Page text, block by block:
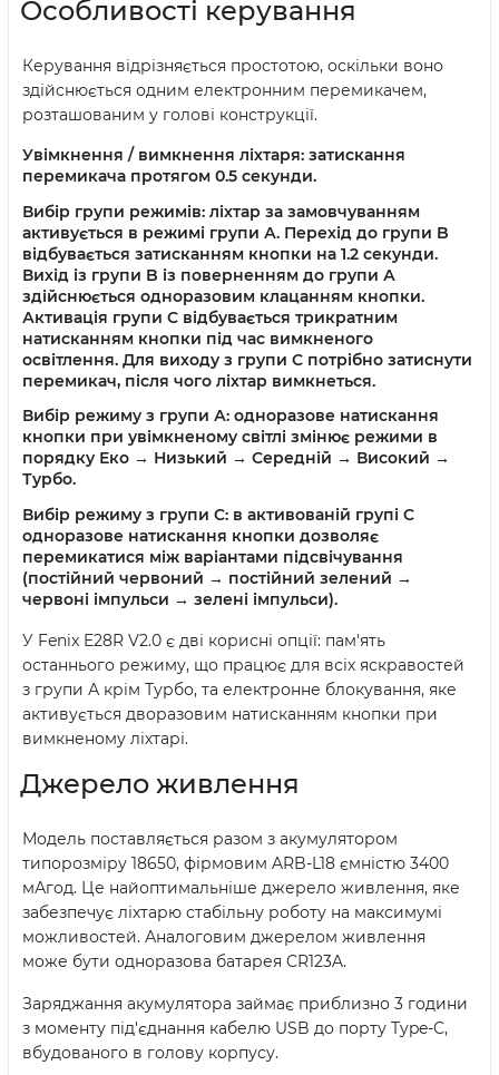
Особливості керування
Керування відрізняється простотою, оскільки воно
здійснюється одним електронним перемикачем,
розташованим у голові конструкції.
Увімкнення / вимкнення ліхтаря: затискання
перемикача протягом 0.5 секунди.
Вибір групи режимів: ліхтар за замовчуванням
активується в режимі групи А. Перехід до групи B
відбувається затисканням кнопки на 1.2 секунди.
Вихід із групи B із поверненням до групи А
здійснюється одноразовим клацанням кнопки.
Активація групи C відбувається трикратним
натисканням кнопки під час вимкненого
освітлення. Для виходу з групи C потрібно затиснути
перемикач, після чого ліхтар вимкнеться.
Вибір режиму з групи А: одноразове натискання
кнопки при увімкненому світлі змінює режими в
порядку Еко → Низький → Середній → Високий →
Турбо.
Вибір режиму з групи C: в активованій групі C
одноразове натискання кнопки дозволяє
перемикатися між варіантами підсвічування
(постійний червоний → постійний зелений →
червоні імпульси → зелені імпульси).
У Fenix E28R V2.0 є дві корисні опції: пам'ять
останнього режиму, що працює для всіх яскравостей
з групи А крім Турбо, та електронне блокування, яке
активується дворазовим натисканням кнопки при
вимкненому ліхтарі.
Джерело живлення
Модель поставляється разом з акумулятором
типорозміру 18650, фірмовим ARB-L18 ємністю 3400
мАгод. Це найоптимальніше джерело живлення, яке
забезпечує ліхтарю стабільну роботу на максимумі
можливостей. Аналоговим джерелом живлення
може бути одноразова батарея CR123A.
Заряджання акумулятора займає приблизно 3 години
з моменту під'єднання кабелю USB до порту Type-C,
вбудованого в голову корпусу.